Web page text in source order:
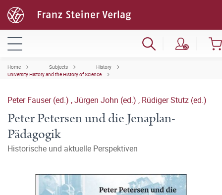
Home Subjects
History
University History and the History of Science
Peter Fauser (ed.) ,Jürgen John (ed.) , Rüdiger Stutz (ed.)
Peter Petersen und die Jenaplan-
Pädagogik
Historische und aktuelle Perspektiven